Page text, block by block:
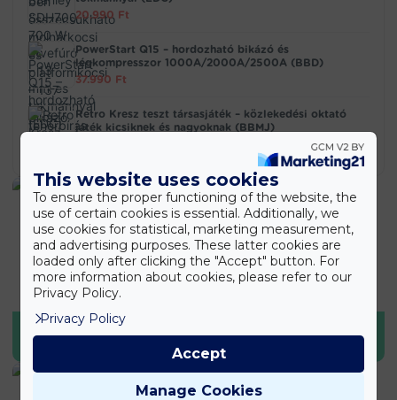
20.990 Ft
PowerStart Q15 – hordozható bikázó és
légkompresszor 1000A/2000A/2500A (BBD)
37.990 Ft
Retro Kresz teszt társasjáték – közlekedési oktató
játék kicsiknek és nagyoknak (BBMJ)
SPORT & EGÉSZSÉG
This website uses cookies
To ensure the proper functioning of the website, the
use of certain cookies is essential. Additionally, we
use cookies for statistical, marketing measurement,
and advertising purposes. These latter cookies are
loaded only after clicking the "Accept" button. For
more information about cookies, please refer to our
Privacy Policy.
Privacy Policy
Manage Cookies
Accept